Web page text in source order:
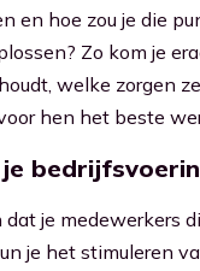
en hoe zou je die
Zo kom je
welke zorgen
hen het beste
je medewerkers
je het stimuleren